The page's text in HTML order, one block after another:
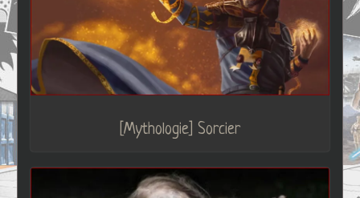
[Mythologie] Sorcier